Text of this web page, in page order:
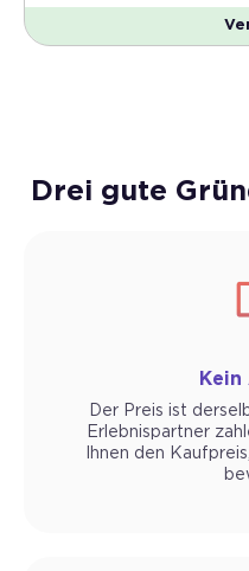
Drei gute
Der Preis ist
Erlebnispartner
Ihnen den